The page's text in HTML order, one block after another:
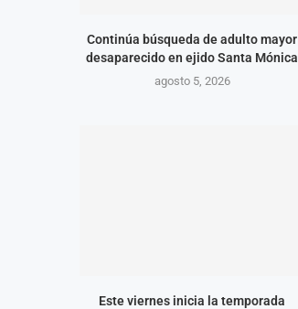
Continúa búsqueda de adulto mayor
desaparecido en ejido Santa Mónica
agosto 5, 2026
Este viernes inicia la temporada